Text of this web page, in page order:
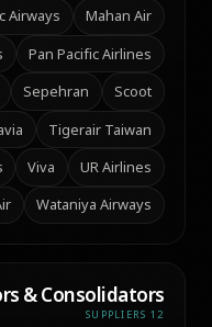
Mahan Air
Airways
Pan Pacific Airlines
Scoot
Sepehran
Tigerair Taiwan
UR Airlines
Viva
Wataniya Airways
& Consolidators
12 SUPPLIERS